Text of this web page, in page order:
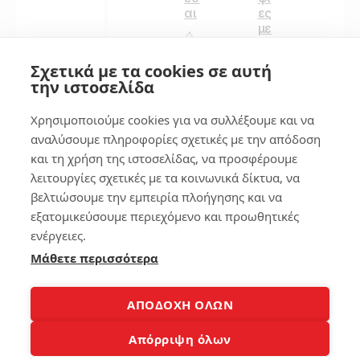
αι
2
ες
με
on
ς
161
3
Copyright 2008-2026 © Laptopblog.gr Όλα τα δικαιώματα
κατοχυρωμένα. Όλα τα εμπορικά σήματα και λογότυπα και
σήματα αυτά αποτελούν ιδιοκτησία των νόμιμων κατόχων
τους.Για οποιαδήποτε αντιγραφή, διανομή, αποθήκευση,
Σχετικά με τα cookies σε αυτή
την ιστοσελίδα
Χρησιμοποιούμε cookies για να συλλέξουμε και να
αναλύσουμε πληροφορίες σχετικές με την απόδοση
και τη χρήση της ιστοσελίδας, να προσφέρουμε
λειτουργίες σχετικές με τα κοινωνικά δίκτυα, να
βελτιώσουμε την εμπειρία πλοήγησης και να
εξατομικεύσουμε περιεχόμενο και προωθητικές
ενέργειες.
Μάθετε περισσότερα
ΑΠΟΔΟΧΗ ΟΛΩΝ
Απόρριψη όλων